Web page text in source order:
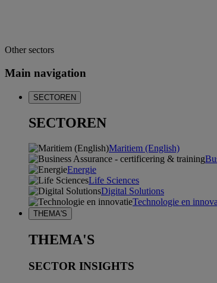
Other sectors
Main navigation
SECTOREN
SECTOREN
Maritiem (English)
Energie
Life Sciences
Digital Solutions
Technologie en
THEMA'S
THEMA'S
SECTOR INSIGHTS